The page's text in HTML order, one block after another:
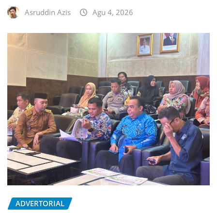
Asruddin Azis Agu 4, 2026
ADVERTORIAL